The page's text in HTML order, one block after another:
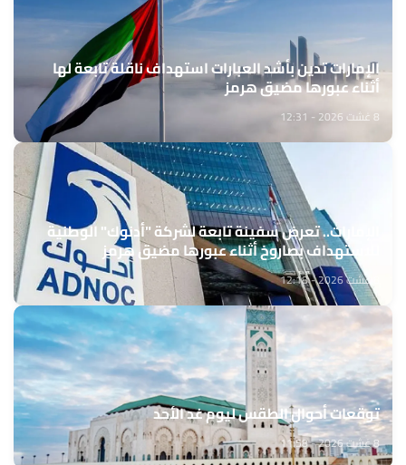
الإمارات تدين بأشد العبارات استهداف ناقلة تابعة لها
أثناء عبورها مضيق هرمز
8 غشت 2026 - 12:31
الإمارات.. تعرض سفينة تابعة لشركة "أدنوك" الوطنية
للاستهداف بصاروخ أثناء عبورها مضيق هرمز
توقعات أحوال الطقس ليوم غد الأحد
8 غشت 2026 - 11:58